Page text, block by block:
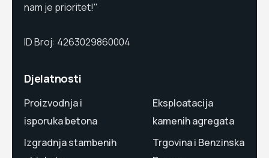
nam je prioritet!"
ID Broj: 4263029860004
Djelatnosti
Proizvodnja i
isporuka betona
Izgradnja stambenih
Eksploatacija
kamenih agregata
Trgovina i Benzinska